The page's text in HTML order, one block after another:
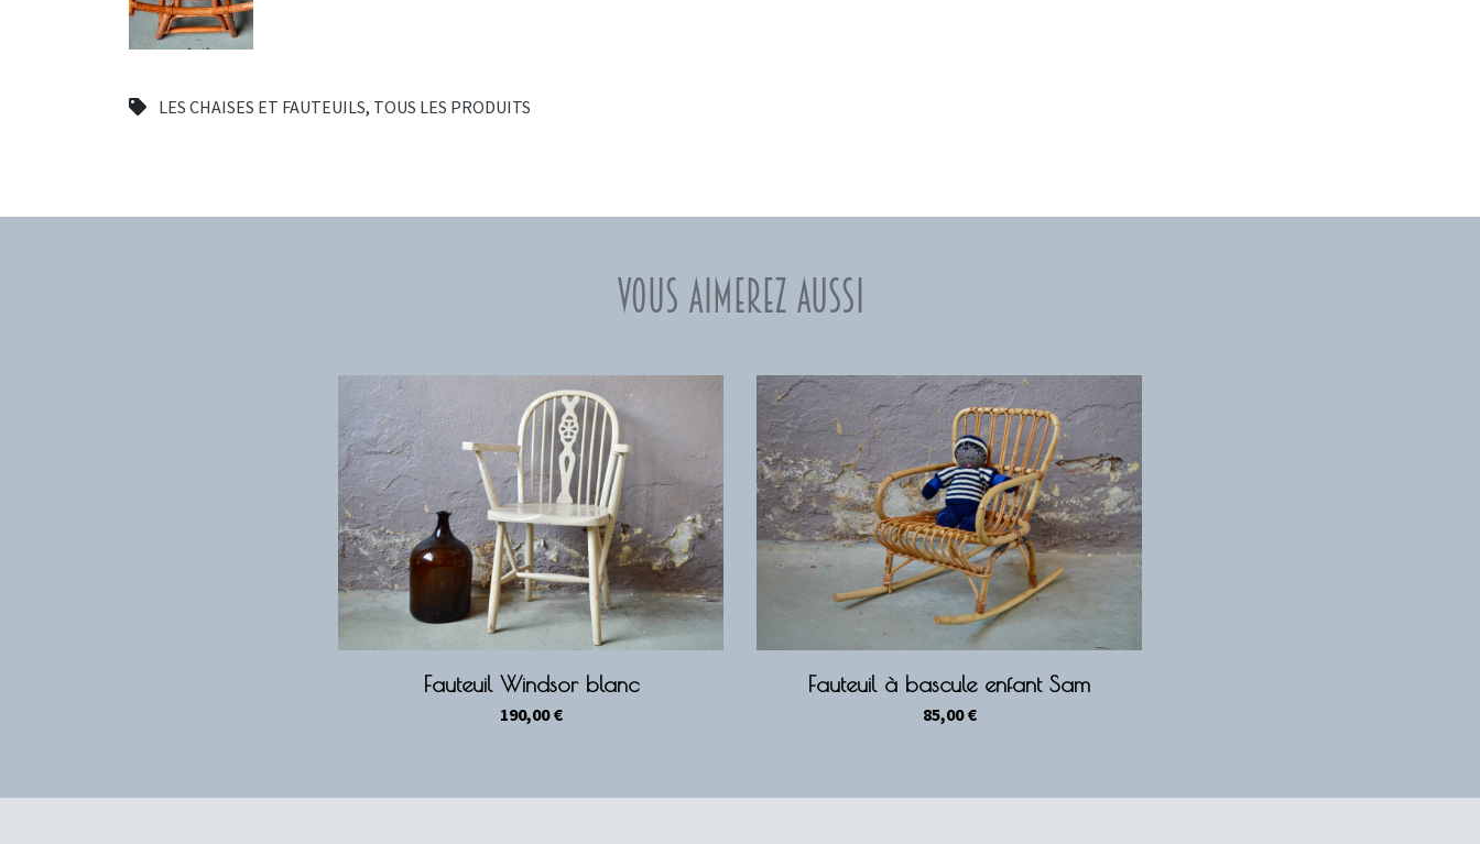
LES CHAISES ET FAUTEUILS, TOUS LES PRODUITS
Vous aimerez aussi
Fauteuil Windsor blanc
190,00€
Fauteuil à bascule enfant Sam
85,00€